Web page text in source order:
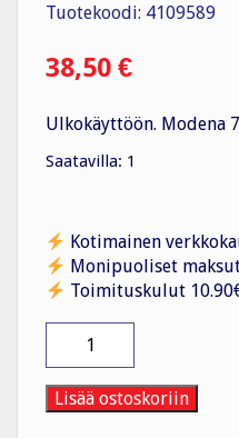
Tuotekoodi: 4109589
38,50 €
Ulkokäyttöön. Modena
Saatavilla: 1
Kotimainen
Monipuoliset
Toimituskulut
Modena
7512-
250
2xGU10
Lisää ostoskoriin